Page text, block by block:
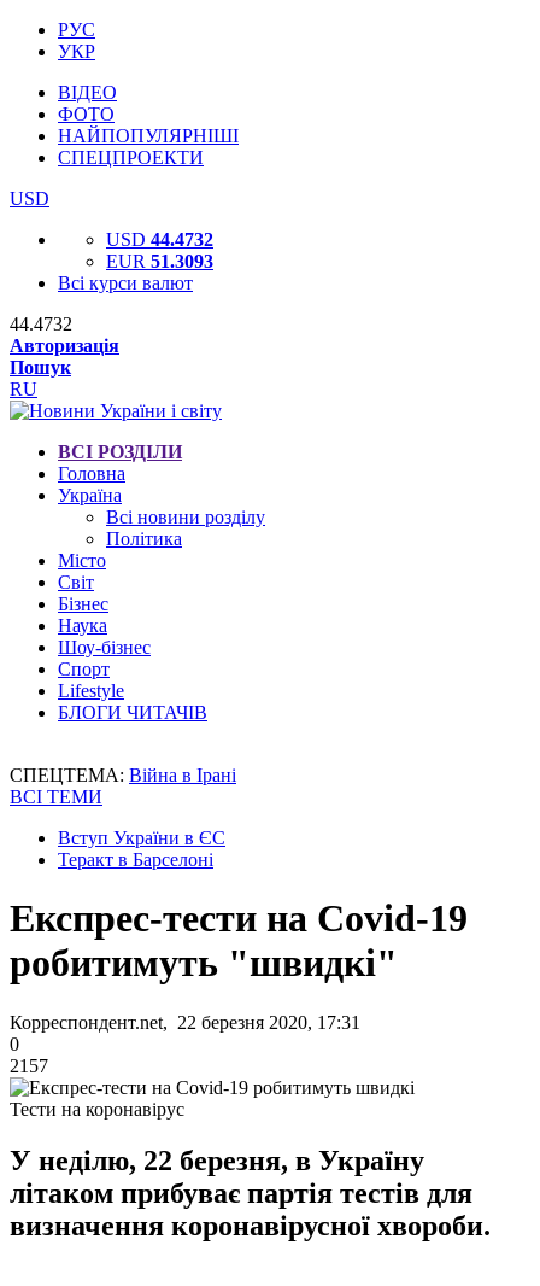
РУС
УКР
ВІДЕО
ФОТО
НАЙПОПУЛЯРНІШІ
СПЕЦПРОЕКТИ
USD
USD 44.4732
EUR 51.3093
Всі курси валют
44.4732
Авторизація
Пошук
RU
ВСІ РОЗДІЛИ
Головна
Україна
Всі новини розділу
Політика
Місто
Світ
Бізнес
Наука
Шоу-бізнес
Спорт
Lifestyle
БЛОГИ ЧИТАЧІВ
СПЕЦТЕМА: Війна в Ірані
ВСІ ТЕМИ
Вступ України в ЄС
Теракт в Барселоні
Експрес-тести на Covid-19
робитимуть "швидкі"
Корреспондент.net, 22 березня 2020, 17:31
0
2157
Тести на коронавірус
У неділю, 22 березня, в Україну
літаком прибуває партія тестів для
визначення коронавірусної хвороби.